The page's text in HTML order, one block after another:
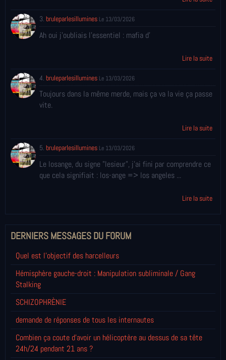
3. bruleparlesillumines Le 13/03/2026
Ah oui j'oubliais l'essentiel : mafia d'
Lire la suite
4. bruleparlesillumines Le 13/03/2026
Toujours dans la même merde, mais ça va la vie ça passe
vite.
Lire la suite
5. bruleparlesillumines Le 13/03/2026
Le losange, du signe "lesieur", j'ai fini par comprendre ce
que cela signifiait : los-ange => los angeles ...
Lire la suite
DERNIERS MESSAGES DU FORUM
Quel est l'objectif des harcelleurs
Hémisphère gauche-droit : Manipulation subliminale / Gang
Stalking
SCHIZOPHRÈNIE
demande de réponses de tous les internautes
Combien ça coute d'avoir un hélicoptère au dessus de sa tête
24h/24 pendant 21 ans ?